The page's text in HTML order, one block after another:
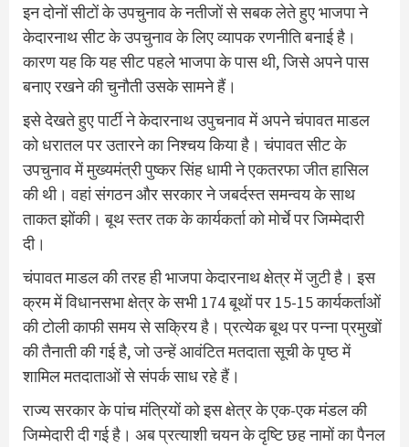
इन दोनों सीटों के उपचुनाव के नतीजों से सबक लेते हुए भाजपा ने
केदारनाथ सीट के उपचुनाव के लिए व्यापक रणनीति बनाई है।
कारण यह कि यह सीट पहले भाजपा के पास थी, जिसे अपने पास
बनाए रखने की चुनौती उसके सामने हैं।
इसे देखते हुए पार्टी ने केदारनाथ उपुचनाव में अपने चंपावत माडल
को धरातल पर उतारने का निश्चय किया है। चंपावत सीट के
उपचुनाव में मुख्यमंत्री पुष्कर सिंह धामी ने एकतरफा जीत हासिल
की थी। वहां संगठन और सरकार ने जबर्दस्त समन्वय के साथ
ताकत झोंकी। बूथ स्तर तक के कार्यकर्ता को मोर्चे पर जिम्मेदारी
दी।
चंपावत माडल की तरह ही भाजपा केदारनाथ क्षेत्र में जुटी है। इस
क्रम में विधानसभा क्षेत्र के सभी 174 बूथों पर 15-15 कार्यकर्ताओं
की टोली काफी समय से सक्रिय है। प्रत्येक बूथ पर पन्ना प्रमुखों
की तैनाती की गई है, जो उन्हें आवंटित मतदाता सूची के पृष्ठ में
शामिल मतदाताओं से संपर्क साध रहे हैं।
राज्य सरकार के पांच मंत्रियों को इस क्षेत्र के एक-एक मंडल की
जिम्मेदारी दी गई है। अब प्रत्याशी चयन के दृष्टि छह नामों का पैनल